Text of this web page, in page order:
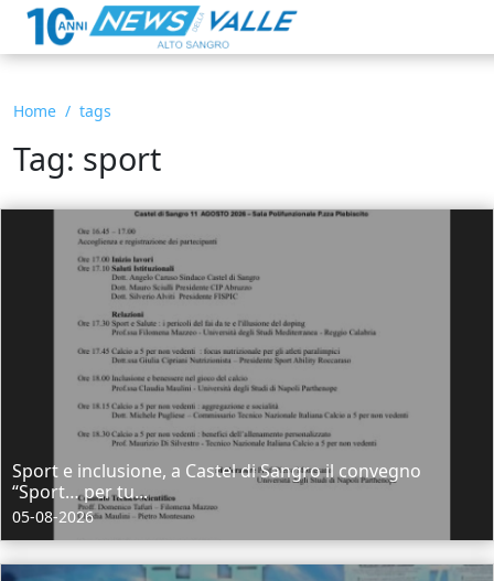
Home tags
Tag: sport
Sport e inclusione, a Castel di Sangro il convegno
“Sport… per tu...
05-08-2026